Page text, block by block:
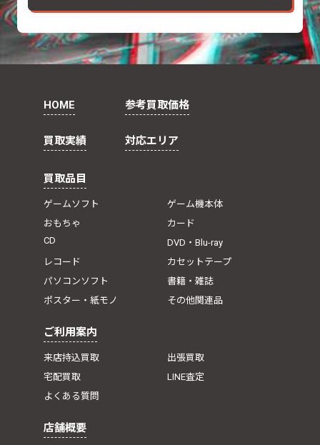
HOME 参考買取価格
買取実績 対応エリア
買取品目
ゲームソフト
ゲーム機本体
おもちゃ
カード
CD
DVD・Blu-ray
レコード
カセットテープ
パソコンソフト
書籍・雑誌
ポスター・紙モノ
その他関連品
ご利用案内
来店持込買取
出張買取
宅配買取
LINE査定
よくある質問
店舗概要